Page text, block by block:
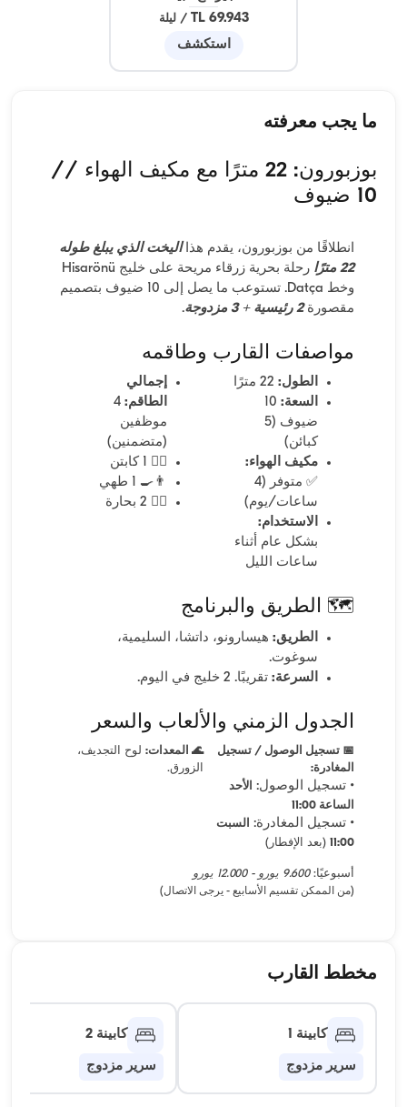
69.943 TL
/ليلة
استكشف
ما يجب معرفته
بوزبورون: 22 مترًا مع مكيف الهواء //
10 ضيوف
انطلاقًا من بوزبورون، يقدم هذااليخت الذي يبلغ طوله
22 مترًا
رحلة بحرية زرقاء مريحة على خليج Hisarönü
وخط Datça. تستوعب ما يصل إلى 10 ضيوف بتصميم
مقصورة2 رئيسية + 3 مزدوجة .
مواصفات القارب وطاقمه
الطول:
السعة: 10
ضيوف (5
كبائن)
مكيف الهواء:
✅ متوفر (4
ساعات/يوم)
الاستخدام:
بشكل عام أثناء
ساعات الليل
إجمالي
الطاقم: 4
موظفين
(متضمنين)
👨‍✈️ 1 كابتن
👨‍🍳 1 طهي
🧑‍✈️ 2 بحارة
🗺️ الطريق والبرنامج
الطريق: هيسارونو، داتشا، السليمية،
سوغوت.
السرعة: تقريبًا. 2 خليج في اليوم.
الجدول الزمني والألعاب والسعر
📅 تسجيل الوصول / تسجيل
المغادرة:
• تسجيل الوصول:
الأحد
الساعة 11:00
• تسجيل المغادرة:
السبت
11:00 (بعد الإفطار)
🌊 المعدات: لوح التجديف،
الزورق.
أسبوعيًا:9.600 يورو - 12.000 يورو
(من الممكن تقسيم الأسابيع - يرجى الاتصال)
مخطط القارب
كابينة 1
سرير مزدوج
كابينة 2
سرير مزدوج